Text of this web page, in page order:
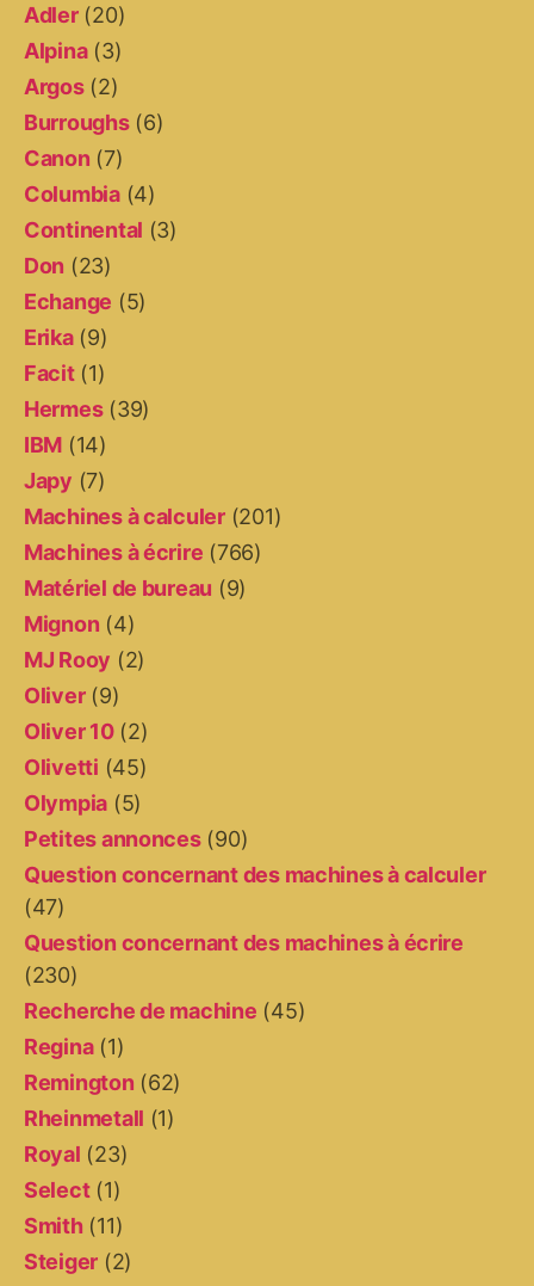
Adler(20)
Alpina(3)
Argos(2)
Burroughs(6)
Canon (7)
Columbia(4)
Continental (3)
Don (23)
Echange (5)
Erika(9)
Facit(1)
Hermes(39)
IBM (14)
Japy (7)
Machines à calculer(201)
Machines à écrire (766)
Matériel de bureau (9)
Mignon (4)
MJ Rooy (2)
Oliver(9)
Oliver 10(2)
Olivetti (45)
Olympia (5)
Petites annonces(90)
Question concernant des machines à calculer
(47)
Question concernant des machines à écrire
(230)
Recherche de machine (45)
Regina(1)
Remington (62)
Rheinmetall (1)
Royal (23)
Select(1)
Smith(11)
Steiger (2)